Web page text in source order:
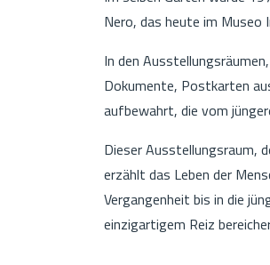
Nero, das heute im Museo
In den
Dokumente, Postkarten
aufbewahrt, die vom
Dieser Ausstellungsraum,
erzählt das Leben der
Vergangenheit bis in die
einzigartigem Reiz